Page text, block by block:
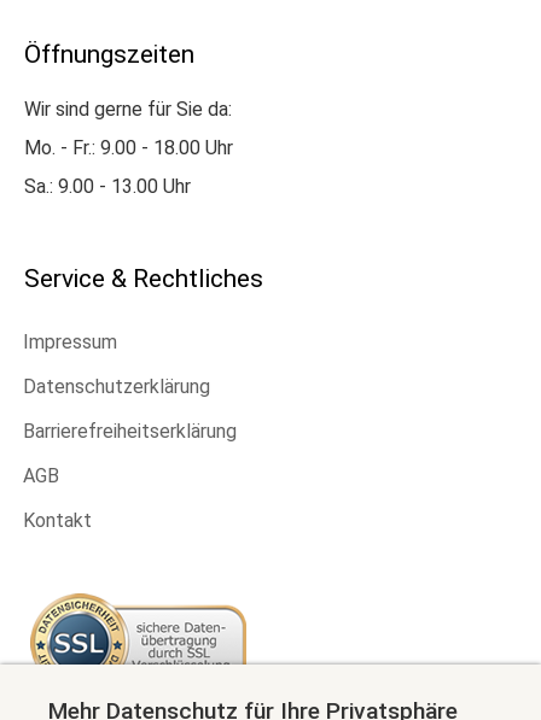
Öffnungszeiten
Wir sind gerne für Sie da:
Mo. - Fr.: 9.00 - 18.00 Uhr
Sa.: 9.00 - 13.00 Uhr
Service & Rechtliches
Impressum
Datenschutzerklärung
Barrierefreiheitserklärung
AGB
Kontakt
Mehr Datenschutz für Ihre Privatsphäre